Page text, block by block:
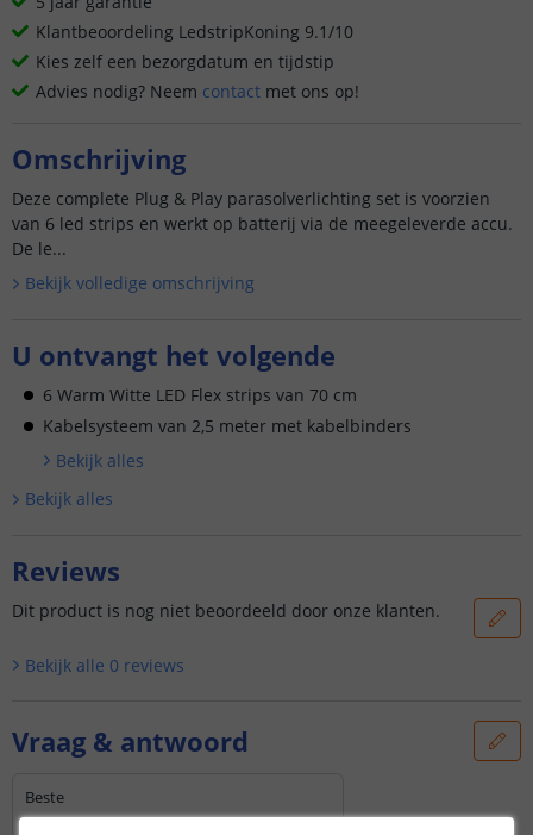
Klantbeoordeling LedstripKoning 9.1/10
Kies zelf een bezorgdatum en tijdstip
Advies nodig? Neem contact met ons op!
Omschrijving
Deze complete Plug & Play parasolverlichting set is voorzien
van 6 led strips en werkt op batterij via de meegeleverde accu.
De le...
Bekijk volledige omschrijving
U ontvangt het volgende
6 Warm Witte LED Flex strips van 70 cm
Kabelsysteem van 2,5 meter met kabelbinders
Bekijk alles
Bekijk alles
Reviews
Dit product is nog niet beoordeeld door onze klanten.
Bekijk alle 0 reviews
Vraag & antwoord
Beste